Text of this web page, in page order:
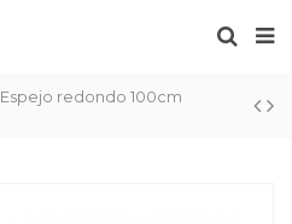
Espejo redondo 100cm